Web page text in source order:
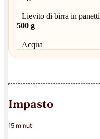
Lievito di birra in panetti
500 g
Acqua
impasto
15 minuti